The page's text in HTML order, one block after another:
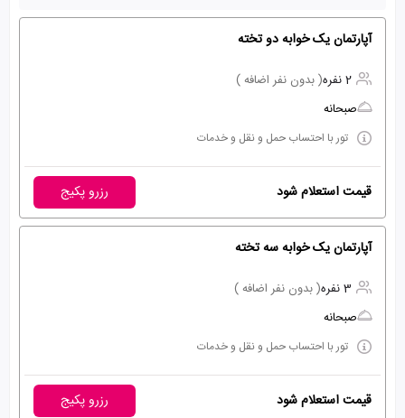
آپارتمان یک خوابه دو تخته
2 نفره
( بدون نفر اضافه )
صبحانه
تور با احتساب حمل و نقل و خدمات
قیمت استعلام شود رزرو پکیج
آپارتمان یک خوابه سه تخته
3 نفره
( بدون نفر اضافه )
صبحانه
تور با احتساب حمل و نقل و خدمات
قیمت استعلام شود رزرو پکیج